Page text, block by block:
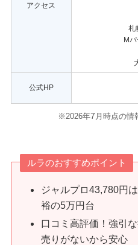
アクセス
札
M
公式HP
※2026年7 月時点の情
ルラのおすすめポイント
ジャルプロ43,780円
裕の5万円台
口コミ高評価！強引
売りがないから安心